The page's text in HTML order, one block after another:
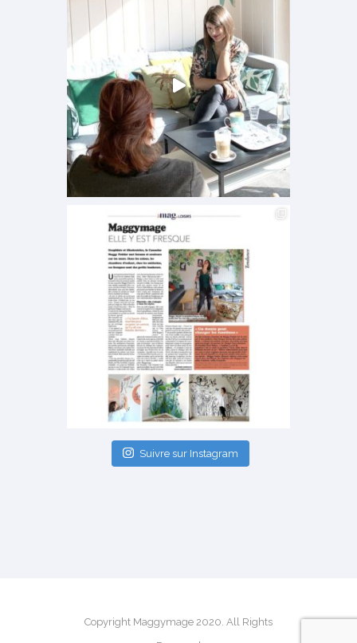
Suivre sur Instagram
Copyright Maggymage 2020. All Rights